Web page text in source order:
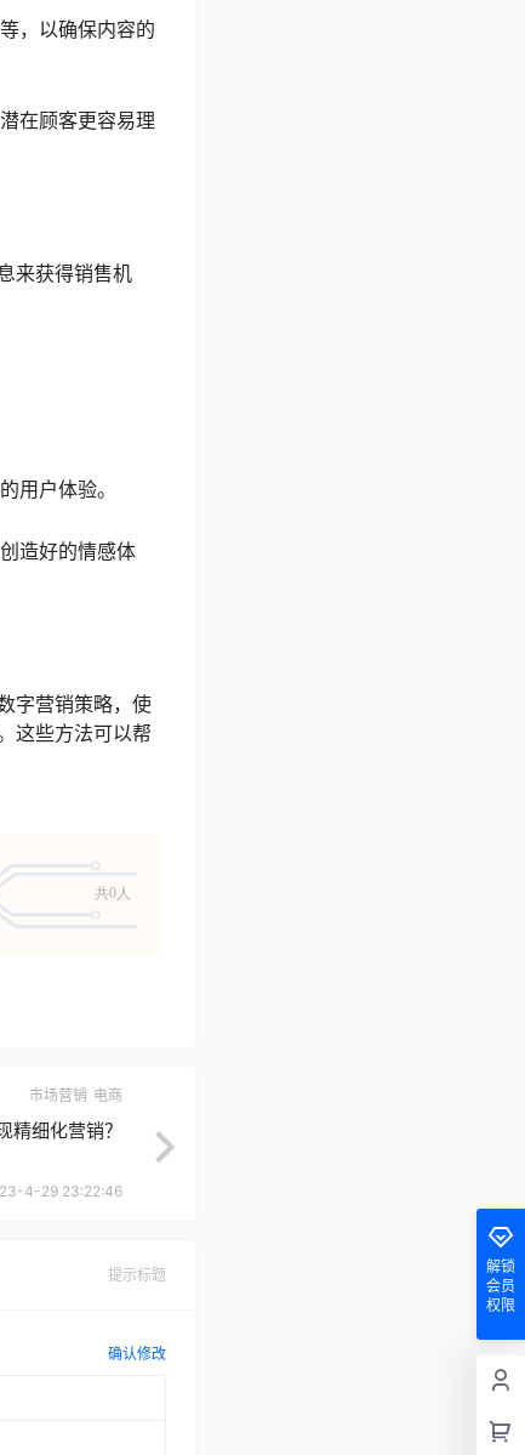
，以确保内容的
在顾客更容易理
来获得销售机
用户体验。
造好的情感体
字营销策略，使
这些方法可以帮
共0人
市场营销 电商
精细化营销？
4-29 23:22:46
提示标题
确认修改
解锁
会员
权限